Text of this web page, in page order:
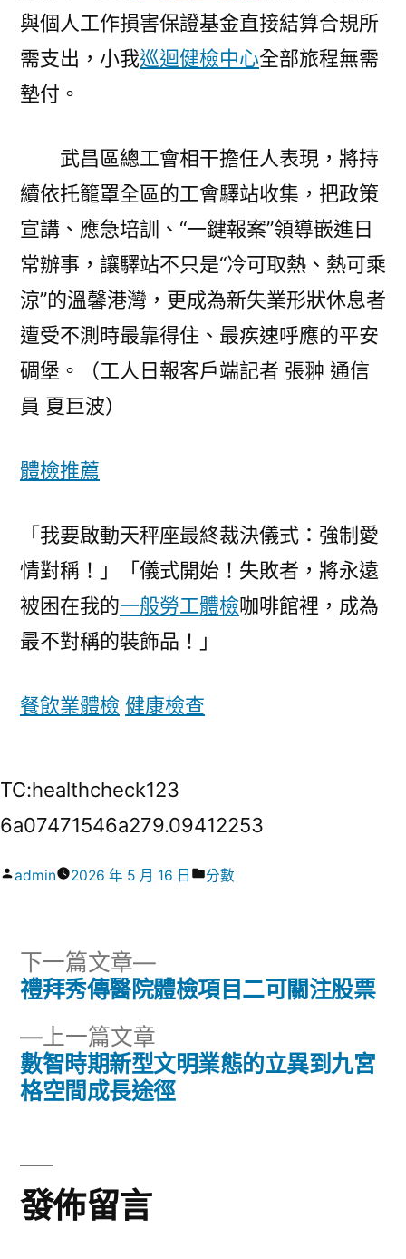
與個人工作損害保證基金直接結算合規所
需支出，小我巡迴健檢中心全部旅程無需
墊付。
武昌區總工會相干擔任人表現，將持
續依托籠罩全區的工會驛站收集，把政策
宣講、應急培訓、“一鍵報案”領導嵌進日
常辦事，讓驛站不只是“冷可取熱、熱可乘
涼”的溫馨港灣，更成為新失業形狀休息者
遭受不測時最靠得住、最疾速呼應的平安
碉堡。（工人日報客戶端記者 張翀 通信
員 夏巨波）
體檢推薦
「我要啟動天秤座最終裁決儀式：強制愛
情對稱！」「儀式開始！失敗者，將永遠
被困在我的一般勞工體檢咖啡館裡，成為
最不對稱的裝飾品！」
餐飲業體檢 健康檢查
TC:healthcheck123
6a07471546a279.09412253
作
admin 2026 年 5 月 16 日
分
分數
文
章
導
上一篇文章
一
篇
數智時期新型文明業態的立異到九宮
格空間成長途徑
下一篇文章
下
一
章:
禮拜秀傳醫院體檢項目二可關注股票
發佈留言